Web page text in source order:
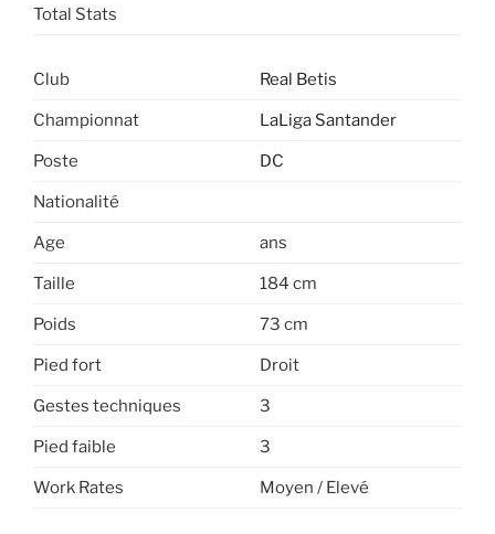
Total Stats
Club Real Betis
Championnat LaLiga Santander
Poste DC
Nationalité
Age ans
Taille 184 cm
Poids 73 cm
Pied fort Droit
Gestes techniques 3
Pied faible 3
Work Rates Moyen / Elevé